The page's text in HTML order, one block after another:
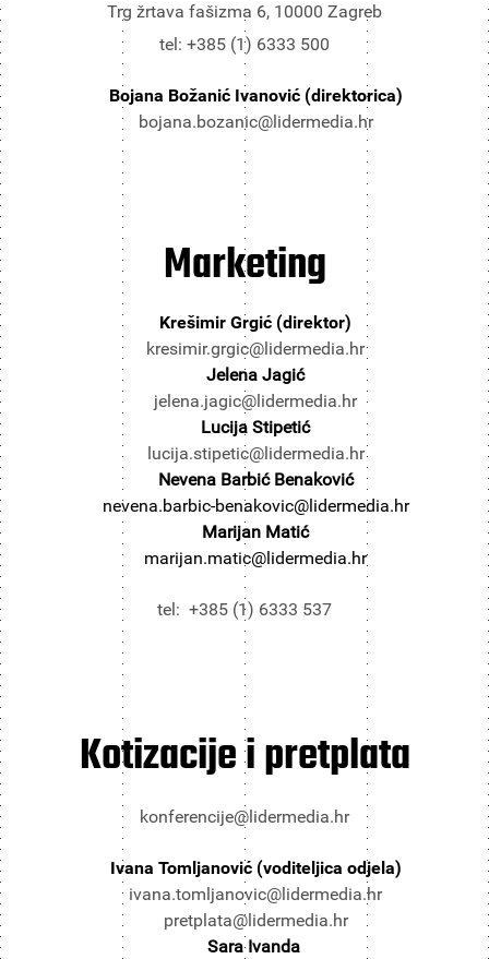
Trg žrtava fašizma 6, 10000 Zagreb
tel: +385 (1) 6333 500
Bojana Božanić Ivanović (direktorica)
bojana.bozanic@lidermedia.hr
Marketing
Krešimir Grgić (direktor)
kresimir.grgic@lidermedia.hr
Jelena Jagić
jelena.jagic@lidermedia.hr
Lucija Stipetić
lucija.stipetic@lidermedia.hr
Nevena Barbić Benaković
nevena.barbic-benakovic@lidermedia.hr
Marijan Matić
marijan.matic@lidermedia.hr
tel: +385 (1) 6333 537
Kotizacije i pretplata
konferencije@lidermedia.hr
Ivana Tomljanović (voditeljica odjela)
ivana.tomljanovic@lidermedia.hr
pretplata@lidermedia.hr
Sara Ivanda